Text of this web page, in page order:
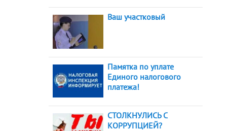
Ваш участковый
Памятка по уплате
Единого налогового
платежа!
СТОЛКНУЛИСЬ С
КОРРУПЦИЕЙ?